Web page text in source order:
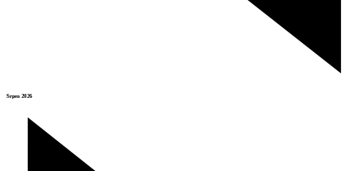
Srpen 2026